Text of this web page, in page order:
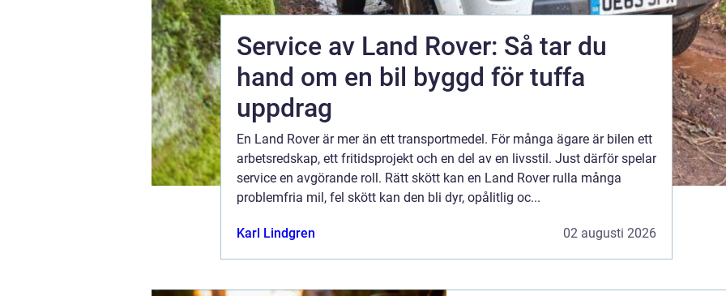
Service av Land Rover: Så tar du
hand om en bil byggd för tuffa
uppdrag
En Land Rover är mer än ett transportmedel. För många ägare är bilen ett
arbetsredskap, ett fritidsprojekt och en del av en livsstil. Just därför spelar
service en avgörande roll. Rätt skött kan en Land Rover rulla många
problemfria mil, fel skött kan den bli dyr, opålitlig oc...
Karl Lindgren 02 augusti 2026